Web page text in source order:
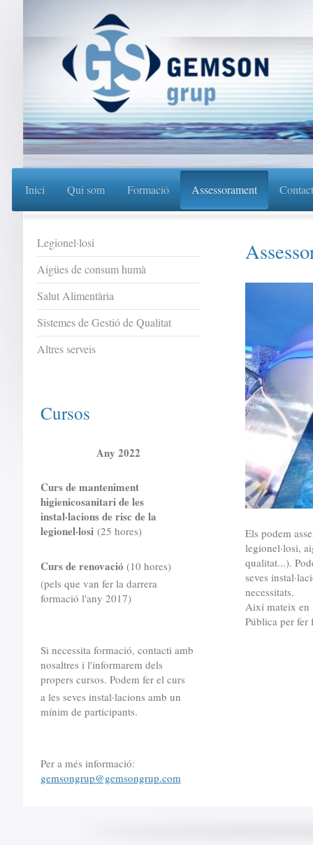
Inici Qui som Formació Assessorament
Els podem
legionel·losi,
qualitat...).
seves
necessitats.
Així mateix en
Pública per
Legionel·losi
Aigües de consum humà
Salut Alimentària
Sistemes de Gestió de Qualitat
Altres serveis
Cursos
Any 2022
Curs de manteniment
higienicosanitari de les
instal·lacions de risc de la
legionel·losi (25 hores)
Curs de renovació (10 hores)
(pels que van fer la darrera
formació l'any 2017)
Si necessita formació, contacti amb
nosaltres i l'informarem dels
propers cursos. Podem fer el curs
a les seves instal·lacions amb un
mínim de participants.
Per a més informació:
gemsongrup@gemsongrup.com